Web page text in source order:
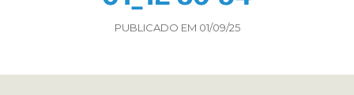
PUBLICADO EM 01/09/25